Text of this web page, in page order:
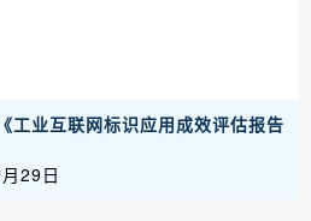
工业互联网标识应用成效评估报告
29日